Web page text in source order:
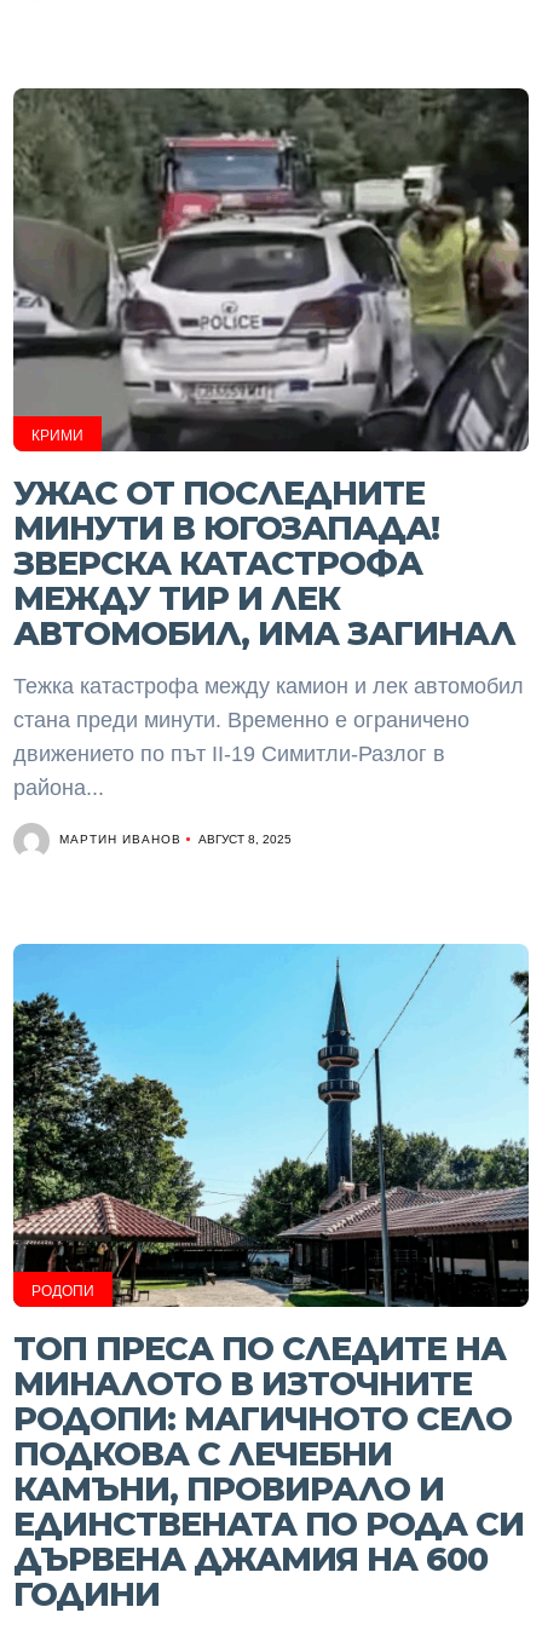
КРИМИ
УЖАС ОТ ПОСЛЕДНИТЕ
МИНУТИ В ЮГОЗАПАДА!
ЗВЕРСКА КАТАСТРОФА
МЕЖДУ ТИР И ЛЕК
АВТОМОБИЛ, ИМА ЗАГИНАЛ
Тежка катастрофа между камион и лек автомобил
стана преди минути. Временно е ограничено
движението по път II-19 Симитли-Разлог в
района...
МАРТИН ИВАНОВ АВГУСТ 8, 2025
РОДОПИ
ТОП ПРЕСА ПО СЛЕДИТЕ НА
МИНАЛОТО В ИЗТОЧНИТЕ
РОДОПИ: МАГИЧНОТО СЕЛО
ПОДКОВА С ЛЕЧЕБНИ
КАМЪНИ, ПРОВИРАЛО И
ЕДИНСТВЕНАТА ПО РОДА СИ
ДЪРВЕНА ДЖАМИЯ НА 600
ГОДИНИ